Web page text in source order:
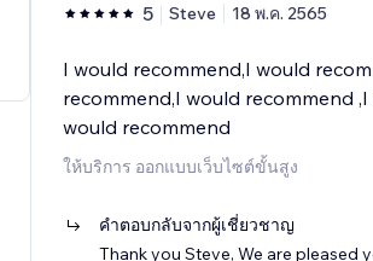
5 Steve 18 พ.ค. 2565
I would recommend,I would
recommend,I would recommend
would recommend
ให้บริการ ออกแบบเว็บไซต์ขั้นสูง
คำตอบกลับจากผู้เชี่ยวชาญ
Thank you Steve, We are pleased